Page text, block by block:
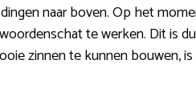
naar boven. Op het
te werken. Dit is
zinnen te kunnen bouwen,